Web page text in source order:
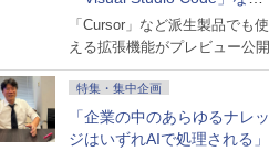
にも開放
「Cursor」など派生製品でも使
える拡張機能がプレビュー公開
特集・集中企画
「企業の中のあらゆるナレッ
ジはいずれAIで処理される」